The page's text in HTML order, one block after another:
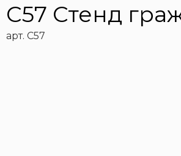
С57 Стенд
арт. С57